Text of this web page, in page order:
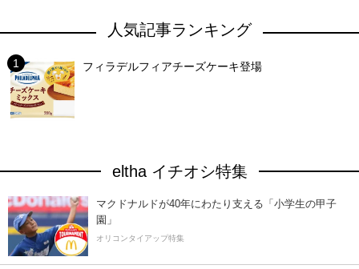
人気記事ランキング
フィラデルフィアチーズケーキ登場
eltha イチオシ特集
マクドナルドが40年にわたり支える「小学生の甲子
園」
オリコンタイアップ特集